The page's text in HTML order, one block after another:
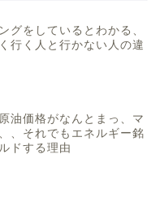
グをしているとわかる、
行く人と行かない人の違
油価格がなんとまっ、マ
、それでもエネルギー銘
ドする理由